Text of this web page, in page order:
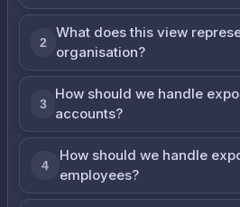
2
What does this view
organisation?
3
How should we handle
accounts?
4
How should we handle
employees?